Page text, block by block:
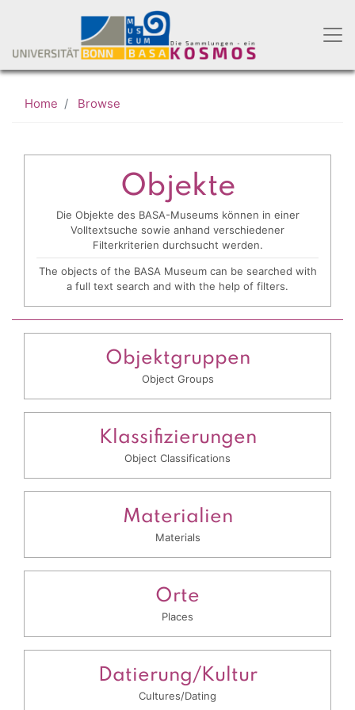
main
content
Home Browse
Objekte
Die Objekte des BASA-Museums können in einer
Volltextsuche sowie anhand verschiedener
Filterkriterien durchsucht werden.
The objects of the BASA Museum can be searched with
a full text search and with the help of filters.
Objektgruppen
Object Groups
Klassifizierungen
Object Classifications
Materialien
Materials
Orte
Places
Datierung/Kultur
Cultures/Dating